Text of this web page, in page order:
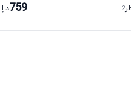
+2
759د.إ.